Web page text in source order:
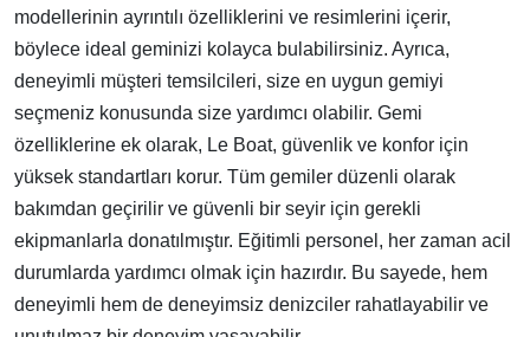
modellerinin ayrıntılı özelliklerini ve resimlerini içerir,
böylece ideal geminizi kolayca bulabilirsiniz. Ayrıca,
deneyimli müşteri temsilcileri, size en uygun gemiyi
seçmeniz konusunda size yardımcı olabilir. Gemi
özelliklerine ek olarak, Le Boat, güvenlik ve konfor için
yüksek standartları korur. Tüm gemiler düzenli olarak
bakımdan geçirilir ve güvenli bir seyir için gerekli
ekipmanlarla donatılmıştır. Eğitimli personel, her zaman acil
durumlarda yardımcı olmak için hazırdır. Bu sayede, hem
deneyimli hem de deneyimsiz denizciler rahatlayabilir ve